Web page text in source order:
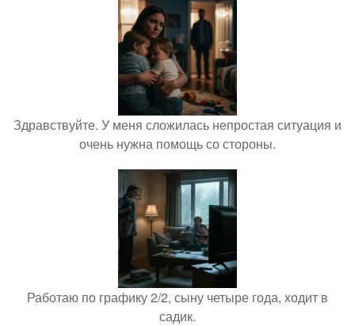
Здравствуйте. У меня сложилась непростая ситуация и
очень нужна помощь со стороны.
Работаю по графику 2/2, сыну четыре года, ходит в
садик.